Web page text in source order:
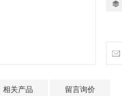
体
相关产品 留言询价